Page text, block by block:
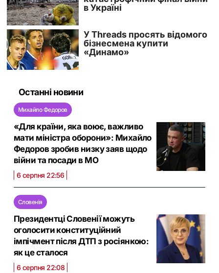
Останні новини
Михайло Федоров
«Для країни, яка воює, важливо
мати міністра оборони»: Михайло
Федоров зробив низку заяв щодо
війни та посади в МО
6 серпня 22:56
Словенія
Президентці Словенії можуть
оголосити конституційний
імпічмент після ДТП з росіянкою:
як це сталося
6 серпня 22:08